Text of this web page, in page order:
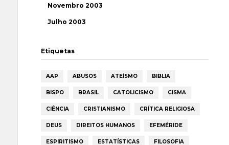
Novembro 2003
Julho 2003
Etiquetas
AAP ABUSOS ATEÍSMO BIBLIA
BISPO BRASIL CATOLICISMO CISMA
CIÊNCIA CRISTIANISMO CRÍTICA RELIGIOSA
DEUS DIREITOS HUMANOS EFEMÉRIDE
ESPIRITISMO ESTATÍSTICAS FILOSOFIA